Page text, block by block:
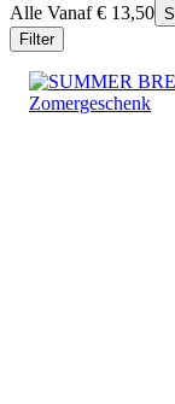
Alle Vanaf € 13,50
Filter